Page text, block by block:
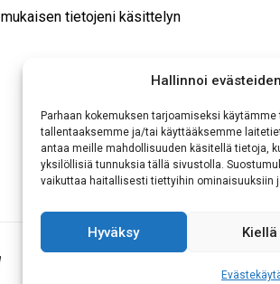
Hallinnoi
Parhaan kokemuksen tarjoamiseksi
tallentaaksemme ja/tai käyttääksemme
antaa meille mahdollisuuden käsitellä tietoja,
yksilöllisiä tunnuksia tällä sivustolla.
vaikuttaa haitallisesti tiettyihin ominaisuuksiin
Hyväksy Kiellä
mukaisen tietojeni käsittelyn